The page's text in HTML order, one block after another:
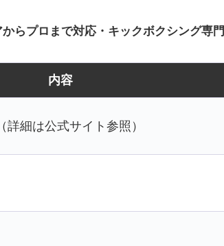
らプロまで対応・キックボクシング専門
内容
細は公式サイト参照）